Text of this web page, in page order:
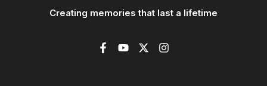
Creating memories that last a lifetime